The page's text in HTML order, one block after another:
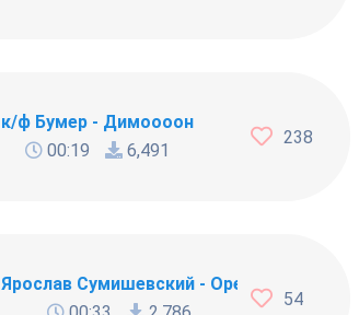
к/ф Бумер - Димоооон
00:19
6,491
238
Ярослав Сумишевский - Орел и Решка
54